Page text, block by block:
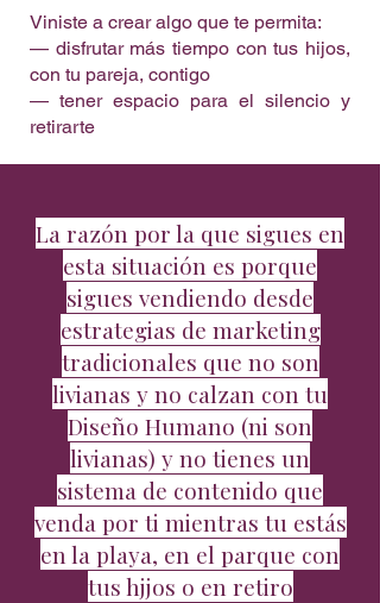
Viniste a crear algo que te permita:
— disfrutar más tiempo con tus hijos,
con tu pareja, contigo
— tener espacio para el silencio y
retirarte
La razón por la que sigues en
esta situación es porque
sigues vendiendo desde
estrategias de marketing
tradicionales que no son
livianas y no calzan con tu
Diseño Humano (ni son
livianas) y no tienes un
sistema de contenido que
venda por ti mientras tu estás
en la playa, en el parque con
tus hjjos o en retiro